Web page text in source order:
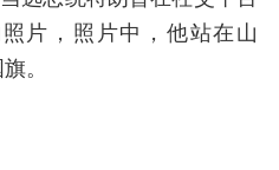
片，照片中，他站在山
。